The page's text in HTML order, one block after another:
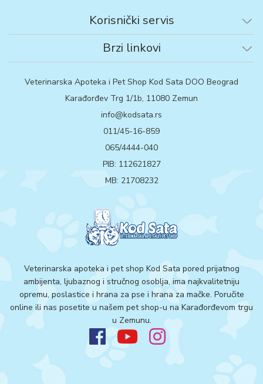
Korisnički servis
Brzi linkovi
Veterinarska Apoteka i Pet Shop Kod Sata DOO Beograd
Karađorđev Trg 1/1b, 11080 Zemun
info@kodsata.rs
011/45-16-859
065/4444-040
PIB: 112621827
MB: 21708232
Veterinarska apoteka i pet shop Kod Sata pored prijatnog
ambijenta, ljubaznog i stručnog osoblja, ima najkvalitetniju
opremu, poslastice i hrana za pse i hrana za mačke. Poručite
online ili nas posetite u našem pet shop-u na Karađorđevom trgu
u Zemunu.